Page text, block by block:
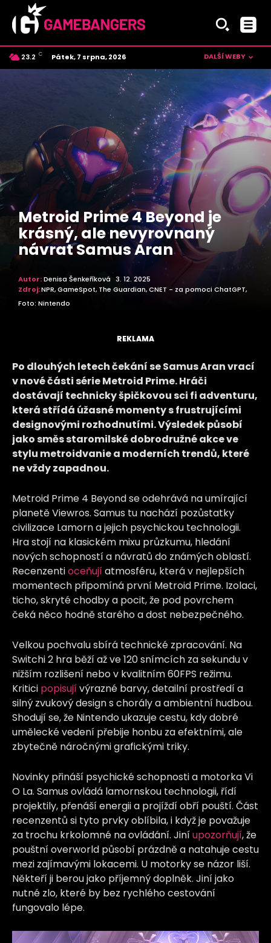
23.2 C Czech
Pátek, 7 srpna, 2026 DALŠÍ WEBY
Metroid Prime 4 Beyond je
krásný, ale nevyrovnaný
návrat Samus Aran
Autor:Denisa Šenkeříková 3. 12. 2025
Zdroj:NPR, GameSpot, The Guardian, CNET - za pomoci ChatGPT,
Foto: Nintendo
REKLAMA
Po dlouhých letech čekání se Samus Aran vrací
v nové části série Metroid Prime. Hráči
dostávají technicky špičkovou sci fi adventuru,
která střídá úžasné momenty s frustrujícími
designovými rozhodnutími. Výsledek působí
jako směsstaromilské dobrodružné akce ve
stylu metroidvaniea moderních trendů, které
ne vždy zapadnou.
Metroid Prime 4 Beyond se odehrává na umírající
planetě Viewros. Samus tu nachází pozůstatky
civilizace Lamorn a jejich psychickou technologii.
Hra stojí na klasickém mixu průzkumu, hledání
nových schopností a návratů do známých oblastí.
Recenzentioceňujíatmosféru, která v nejlepších
momentech připomíná první Metroid Prime. Izolaci,
ticho, skryté chodby a pocit, že pod povrchem
čeká něco hodně starého a dost nebezpečného.
Velkou pochvalu sbírá technické zpracování. Na
Switchi 2 hra běží až ve 120 snímcích za sekundu v
nižším rozlišení nebo v kvalitním 60FPS režimu.
Kritici popisujívýrazné barvy, detailní prostředí a
silný zvukový design s chorály a ambientní hudbou.
Shodují se, že Nintendo ukazuje cestu, kdy dobré
umělecké vedení přebije honbu za efektními, ale
zbytečně náročnými grafickými triky.
Novinky přináší psychické schopnosti a motorka Vi
O La. Samus ovládá lamornskou technologii, řídí
projektily, přenáší energii a projíždí obří pouští. Část
recenzentů si tyto prvky oblíbila, i když je považuje
za trochu krkolomné na ovládání. Jiníupozorňují, že
pouštní overworld působí prázdně a natahuje cestu
mezi zajímavými lokacemi. U motorky se názor liší.
Někteří ji berou jako příjemný doplněk. Jiní jako
nutné zlo, které by bez rychlého cestování
fungovalo lépe.